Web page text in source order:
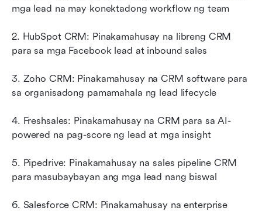
mga lead na may konektadong workflow ng team
2. HubSpot CRM: Pinakamahusay na libreng CRM
para sa mga Facebook lead at inbound sales
3. Zoho CRM: Pinakamahusay na CRM software para
sa organisadong pamamahala ng lead lifecycle
4. Freshsales: Pinakamahusay na CRM para sa AI-
powered na pag-score ng lead at mga insight
5. Pipedrive: Pinakamahusay na sales pipeline CRM
para masubaybayan ang mga lead nang biswal
6. Salesforce CRM: Pinakamahusay na enterprise